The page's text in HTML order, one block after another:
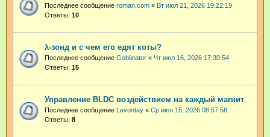
Последнее сообщение roman.com « Вт июл 21, 2026 19:22:19
Ответы: 10
λ-зонд и с чем его едят коты?
Последнее сообщение Goblinator « Чт июл 16, 2026 17:30:54
Ответы: 15
Управление BLDC воздействием на каждый магнит
Последнее сообщение Levontay « Ср июл 15, 2026 08:57:58
Ответы: 8